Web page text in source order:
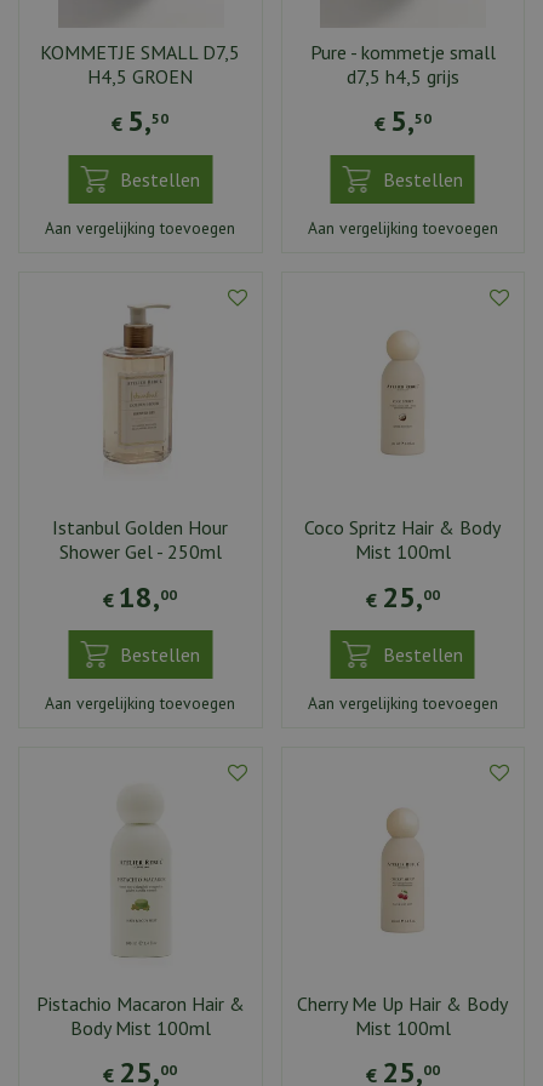
KOMMETJE SMALL D7,5
H4,5 GROEN
€ 5,50
Bestellen
Aan vergelijking toevoegen
Pure - kommetje small
d7,5 h4,5 grijs
€ 5,50
Bestellen
Aan vergelijking toevoegen
Istanbul Golden Hour
Shower Gel - 250ml
€ 18,00
Bestellen
Aan vergelijking toevoegen
Coco Spritz Hair & Body
Mist 100ml
€ 25,00
Bestellen
Aan vergelijking toevoegen
Pistachio Macaron Hair &
Body Mist 100ml
€ 25,00
Cherry Me Up Hair & Body
Mist 100ml
€ 25,00